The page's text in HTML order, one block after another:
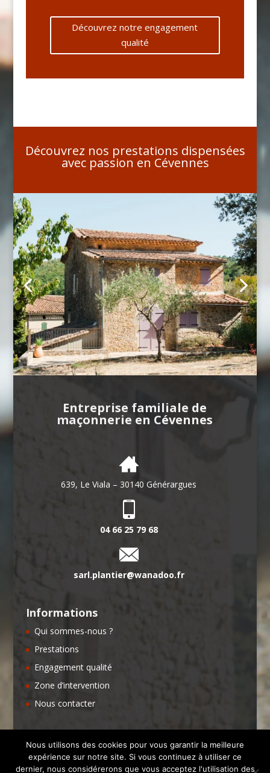
Découvrez notre engagement
qualité
Découvrez nos prestations dispensées
avec passion en Cévennes
Entreprise familiale de
maçonnerie en Cévennes
639, Le Viala – 30140 Générargues
04 66 25 79 68
sarl.plantier@wanadoo.fr
Informations
Qui sommes-nous ?
Prestations
Engagement qualité
Zone d’intervention
Nous contacter
Nous utilisons des cookies pour vous garantir la meilleure
expérience sur notre site. Si vous continuez à utiliser ce
dernier, nous considérerons que vous acceptez l'utilisation des